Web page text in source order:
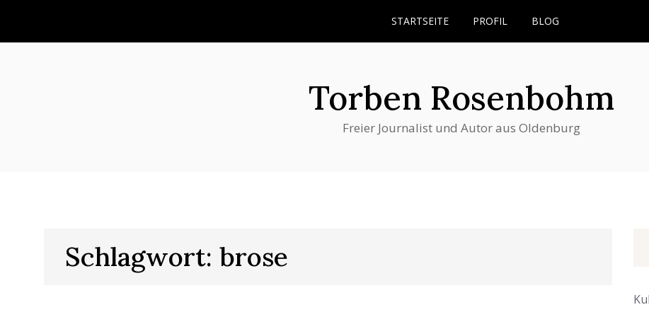
STARTSEITE PROFIL BLOG
Torben Rosenbohm
Freier Journalist und Autor aus Oldenburg
Schlagwort: brose